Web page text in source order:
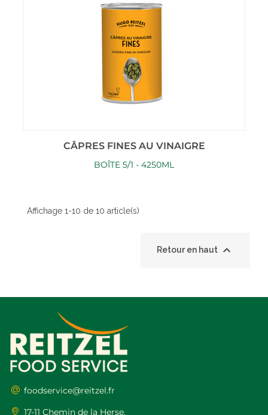
CÂPRES FINES AU VINAIGRE
BOÎTE 5/1 - 4250ML
Affichage 1-10 de 10 article(s)
Retour en haut 
foodservice@reitzel.fr
17-11 Chemin de la Herse,